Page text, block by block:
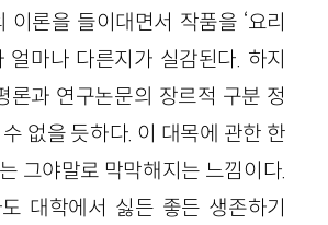
이론을 들이대면서 작품을 ‘요리
얼마나 다른지가 실감된다. 하지
론과 연구논문의 장르적 구분 정
없을 듯하다. 이 대목에 관한 한
그야말로 막막해지는 느낌이다.
대학에서 싫든 좋든 생존하기